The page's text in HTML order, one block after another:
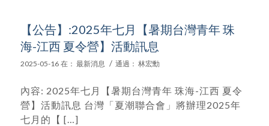
【公告】:2025年七月【暑期台灣青年 珠
海-江西 夏令營】活動訊息
2025-05-16 在： 最新消息 / 通過： 林宏勳
內容: 2025年七月【暑期台灣青年 珠海-江西 夏令
營】活動訊息 台灣「夏潮聯合會」將辦理2025年
七月的【 […]